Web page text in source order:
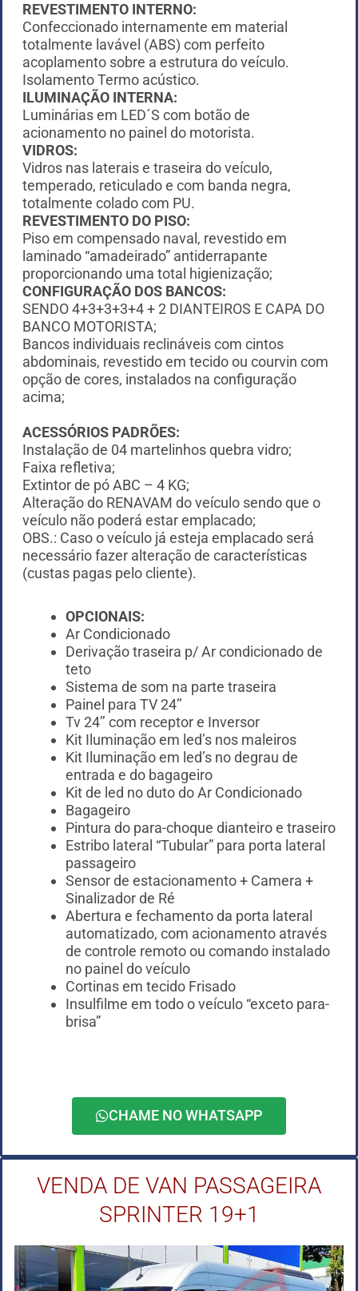
REVESTIMENTO INTERNO:
Confeccionado internamente em material
totalmente lavável (ABS) com perfeito
acoplamento sobre a estrutura do veículo.
Isolamento Termo acústico.
ILUMINAÇÃO INTERNA:
Luminárias em LED´S com botão de
acionamento no painel do motorista.
VIDROS:
Vidros nas laterais e traseira do veículo,
temperado, reticulado e com banda negra,
totalmente colado com PU.
REVESTIMENTO DO PISO:
Piso em compensado naval, revestido em
laminado “amadeirado” antiderrapante
proporcionando uma total higienização;
CONFIGURAÇÃO DOS BANCOS:
SENDO 4+3+3+3+4 + 2 DIANTEIROS E CAPA DO
BANCO MOTORISTA;
Bancos individuais reclináveis com cintos
abdominais, revestido em tecido ou courvin com
opção de cores, instalados na configuração
acima;
ACESSÓRIOS PADRÕES:
Instalação de 04 martelinhos quebra vidro;
Faixa refletiva;
Extintor de pó ABC – 4 KG;
Alteração do RENAVAM do veículo sendo que o
veículo não poderá estar emplacado;
OBS.: Caso o veículo já esteja emplacado será
necessário fazer alteração de características
(custas pagas pelo cliente).
OPCIONAIS:
Ar Condicionado
Derivação traseira p/ Ar condicionado de
teto
Sistema de som na parte traseira
Painel para TV 24’’
Tv 24’’ com receptor e Inversor
Kit Iluminação em led’s nos maleiros
Kit Iluminação em led’s no degrau de
entrada e do bagageiro
Kit de led no duto do Ar Condicionado
Bagageiro
Pintura do para-choque dianteiro e traseiro
Estribo lateral “Tubular” para porta lateral
passageiro
Sensor de estacionamento + Camera +
Sinalizador de Ré
Abertura e fechamento da porta lateral
automatizado, com acionamento através
de controle remoto ou comando instalado
no painel do veículo
Cortinas em tecido Frisado
Insulfilme em todo o veículo “exceto para-
brisa”
CHAME NO WHATSAPP
VENDA DE VAN PASSAGEIRA
SPRINTER 19+1